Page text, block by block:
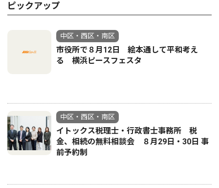
ピックアップ
中区・西区・南区
市役所で８月12日 絵本通して平和考え
る 横浜ピースフェスタ
中区・西区・南区
イトックス税理士・行政書士事務所 税
金、相続の無料相談会 ８月29日・30日 事
前予約制